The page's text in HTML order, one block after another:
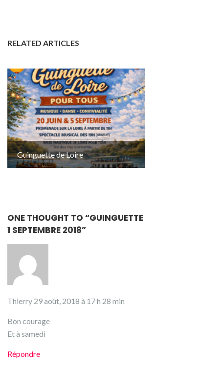
RELATED ARTICLES
Guinguette de Loire
ONE THOUGHT TO “GUINGUETTE
1 SEPTEMBRE 2018”
Thierry 29 août, 2018 à 17 h 28 min
Bon courage
Et à samedi
Répondre